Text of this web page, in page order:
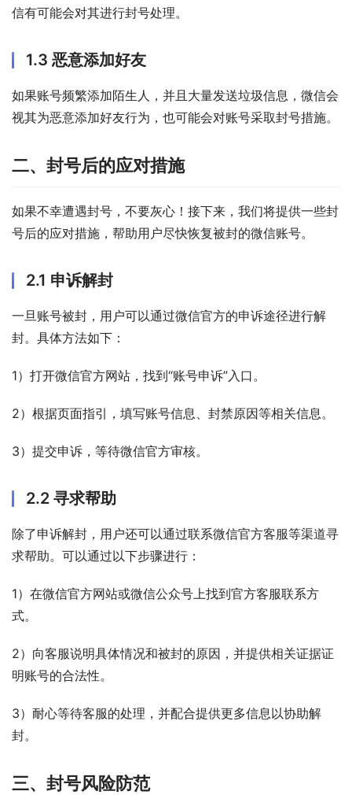
信有可能会对其进行封号处理。
1.3 恶意添加好友
如果账号频繁添加陌生人，并且大量发送垃圾信息，微信会
视其为恶意添加好友行为，也可能会对账号采取封号措施。
二、封号后的应对措施
如果不幸遭遇封号，不要灰心！接下来，我们将提供一些封
号后的应对措施，帮助用户尽快恢复被封的微信账号。
2.1 申诉解封
一旦账号被封，用户可以通过微信官方的申诉途径进行解
封。具体方法如下：
1）打开微信官方网站，找到“账号申诉”入口。
2）根据页面指引，填写账号信息、封禁原因等相关信息。
3）提交申诉，等待微信官方审核。
2.2 寻求帮助
除了申诉解封，用户还可以通过联系微信官方客服等渠道寻
求帮助。可以通过以下步骤进行：
1）在微信官方网站或微信公众号上找到官方客服联系方
式。
2）向客服说明具体情况和被封的原因，并提供相关证据证
明账号的合法性。
3）耐心等待客服的处理，并配合提供更多信息以协助解
封。
三、封号风险防范